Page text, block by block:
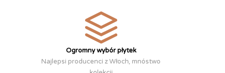
Ogromny wybór płytek
Najlepsi producenci z Włoch, mnóstwo